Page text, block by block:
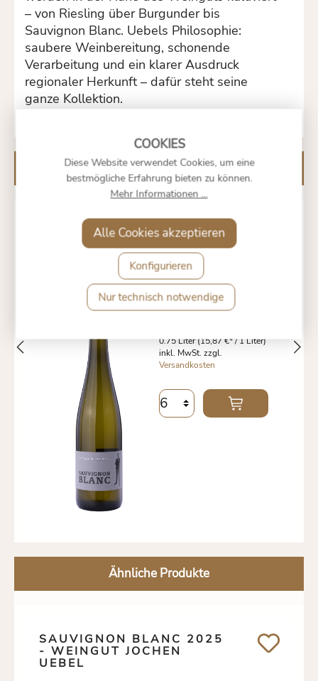
– von Riesling über Burgunder bis
Sauvignon Blanc. Uebels Philosophie:
saubere Weinbereitung, schonende
Verarbeitung und ein klarer Ausdruck
regionaler Herkunft – dafür steht seine
ganze Kollektion.
Kunden kauften auch
SAUVIGNON BLANC 2025
- WEINGUT JOCHEN
0.75 Liter(15,87 €* / 1 Liter)
inkl. MwSt. zzgl.
Versandkosten
11,90 €
Ähnliche Produkte
SAUVIGNON BLANC 2025
- WEINGUT JOCHEN
UEBEL
Diese Website verwendet Cookies, um eine
bestmögliche Erfahrung bieten zu können.
Mehr Informationen ...
Nur technisch notwendige
Konfigurieren
Alle Cookies akzeptieren